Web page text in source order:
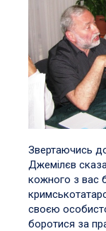
Звертаючись
Джемілєв
кожного з вас
своєю
боротися за